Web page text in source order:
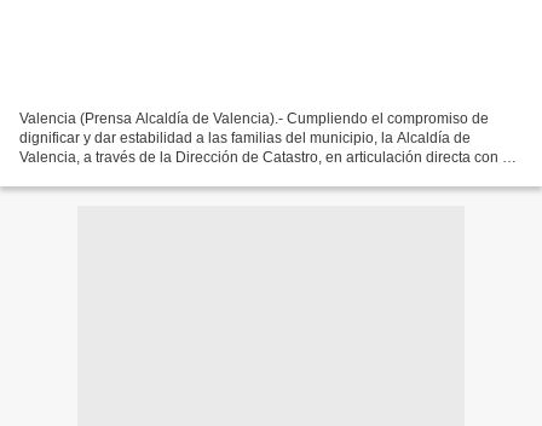
Valencia (Prensa Alcaldía de Valencia).- Cumpliendo el compromiso de
dignificar y dar estabilidad a las familias del municipio, la Alcaldía de
Valencia, a través de la Dirección de Catastro, en articulación directa con el